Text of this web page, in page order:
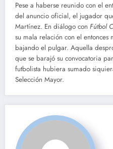
Pese a haberse reunido con el
del anuncio oficial, el jugador
Martínez. En diálogo con Fútbol
su mala relación con el
bajando el pulgar. Aquella
que se barajó su convocatoria
futbolista hubiera sumado
Selección Mayor.